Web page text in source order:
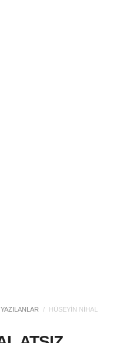
/
HÜSEYIN NIHAL